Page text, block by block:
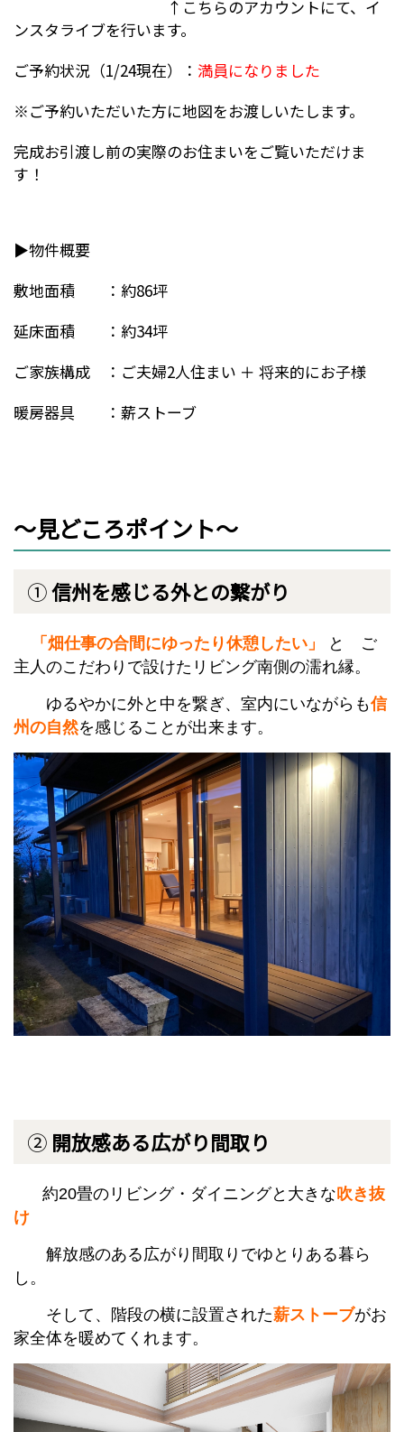
↑こちらのアカウントにて、イ
ンスタライブを行います。
ご予約状況（1/24現在）： 満員になりました
※ご予約いただいた方に地図をお渡しいたします。
完成お引渡し前の実際のお住まいをご覧いただけま
す！
▶物件概要
敷地面積 ：約86坪
延床面積 ：約34坪
ご家族構成 ：ご夫婦2人住まい ＋ 将来的にお子様
暖房器具 ：薪ストーブ
～見どころポイント～
①信州を感じる外との繫がり
「畑仕事の合間にゆったり休憩したい」
と ご
主人のこだわりで設けたリビング南側の濡れ縁。
ゆるやかに外と中を繋ぎ、 室内にいながらも信
州の自然を感じることが出来ます。
② 開放感ある広がり間取り
約20畳のリビング・ダイニングと大きな吹き抜
け
解放感のある広がり間取りでゆとりある暮ら
し。
そして、階段の横に設置された薪ストーブがお
家全体を暖めてくれます。